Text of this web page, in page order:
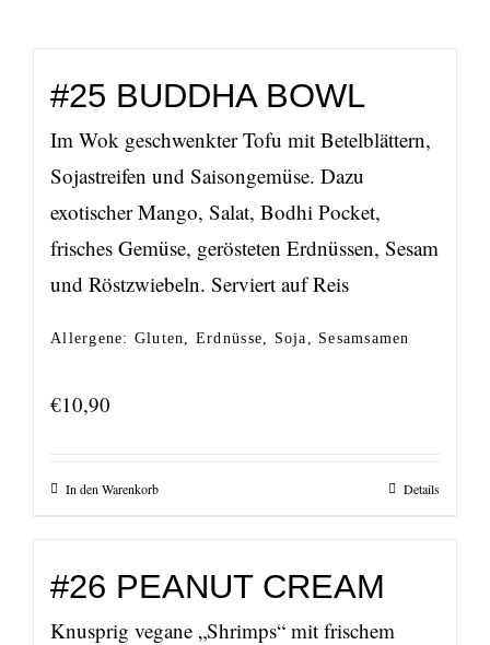
#25 BUDDHA BOWL
Im Wok geschwenkter Tofu mit Betelblättern,
Sojastreifen und Saisongemüse. Dazu
exotischer Mango, Salat, Bodhi Pocket,
frisches Gemüse, gerösteten Erdnüssen, Sesam
und Röstzwiebeln. Serviert auf Reis
Allergene: Gluten, Erdnüsse, Soja, Sesamsamen
€10,90
In den Warenkorb Details
#26 PEANUT CREAM
Knusprig vegane „Shrimps“ mit frischem